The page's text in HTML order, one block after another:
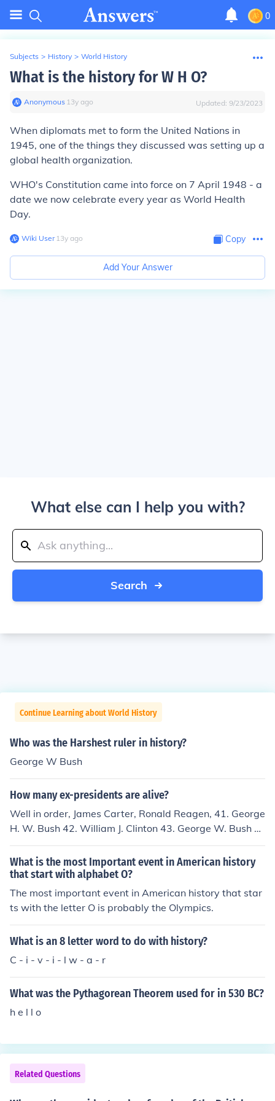
0
Subjects > History > World History
What is the history for W H O?
Anonymous∙ 13y ago Updated: 9/23/2023
When diplomats met to form the United Nations in
1945, one of the things they discussed was setting up a
global health organization.
WHO's Constitution came into force on 7 April 1948 - a
date we now celebrate every year as World Health
Day.
Wiki User∙13y ago Copy
Add Your Answer
What else can I help you with?
Search
Continue Learning about World History
Who was the Harshest ruler in history?
George W Bush
How many ex-presidents are alive?
Well in order, James Carter, Ronald Reagen, 41. George
H. W. Bush 42. William J. Clinton 43. George W. Bush 4
4. Barack H. Obama
What is the most Important event in American history
that start with alphabet O?
The most important event in American history that star
ts with the letter O is probably the Olympics.
What is an 8 letter word to do with history?
C - i - v - i - l w - a - r
What was the Pythagorean Theorem used for in 530 BC?
h e l l o
Related Questions